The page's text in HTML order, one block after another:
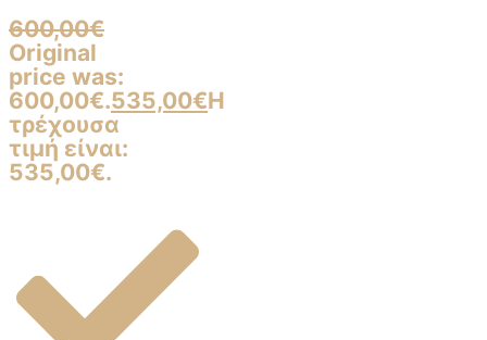
600,00€
Original
price was:
600,00€.535,00€Η
τρέχουσα
τιμή είναι:
535,00€.